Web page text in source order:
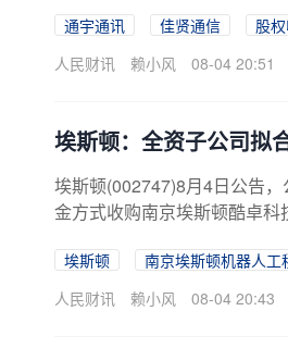
通宇通讯 佳贤通信
股
人民财讯
赖小风 08-04 20:51
埃斯顿：全资子公司拟
埃斯顿(002747)8月4日公告
金方式收购南京埃斯顿酷卓科
埃斯顿 南京埃斯顿机器人工
人民财讯
赖小风 08-04 20:43